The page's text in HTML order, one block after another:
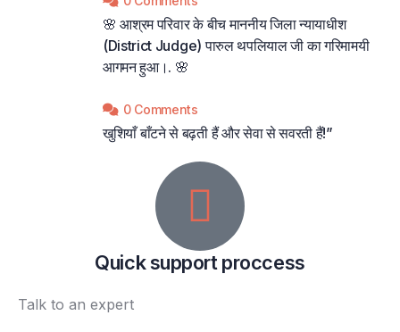
🌸 आश्रम परिवार के बीच माननीय जिला न्यायाधीश
(District Judge) पारुल थपलियाल जी का गरिमामयी
आगमन हुआ।. 🌸
0 Comments
खुशियाँ बाँटने से बढ़ती हैं और सेवा से सवरती हैं!”
Quick support proccess
Talk to an expert